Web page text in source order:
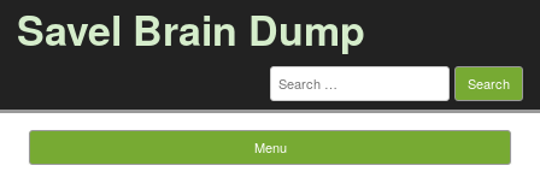
Savel Brain Dump
Search
for:
Menu